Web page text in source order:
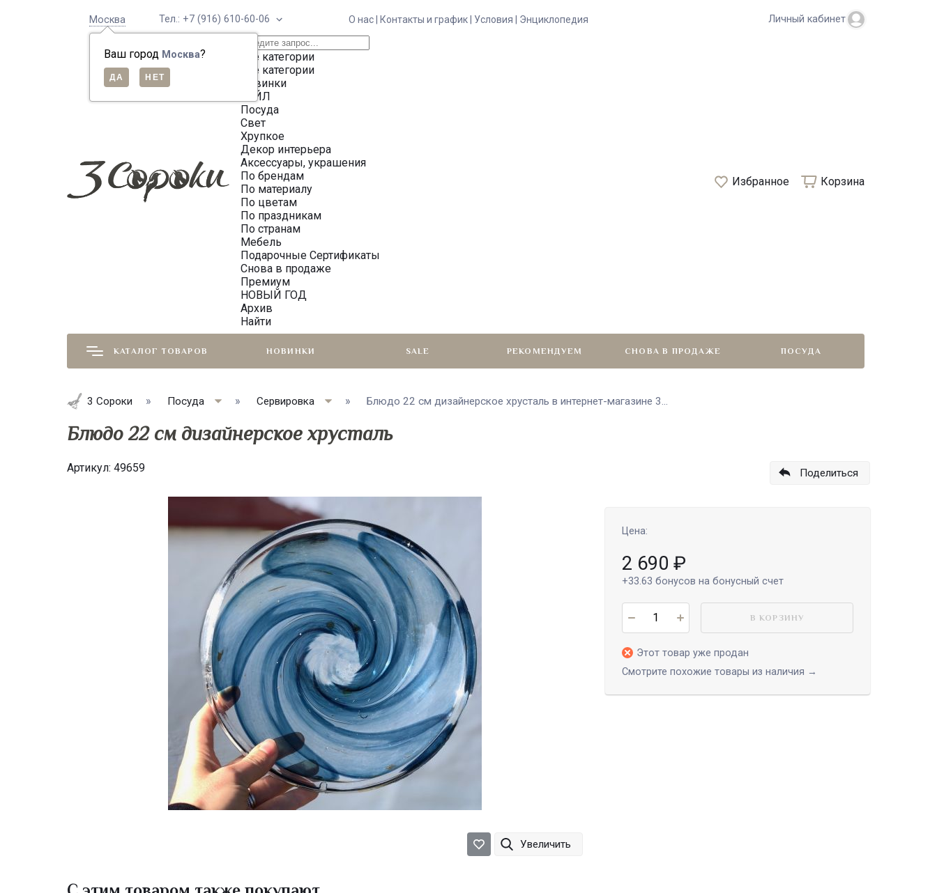
Москва
Ваш город Москва?
Тел.: +7 (916) 610-60-06 О нас | Контакты и график | Условия | Энциклопедия Личный кабинет
Все категории
Все категории
Новинки
СЕЙЛ
Посуда
Свет
Хрупкое
Декор интерьера
Аксессуары, украшения
По брендам
По материалу
По цветам
По праздникам
По странам
Мебель
Подарочные Сертификаты
Снова в продаже
Премиум
НОВЫЙ ГОД
Архив
Найти
Избранное Корзина
КАТАЛОГ ТОВАРОВ НОВИНКИ SALE РЕКОМЕНДУЕМ СНОВА В ПРОДАЖЕ ПОСУДА
3 Сороки Посуда Сервировка Блюдо 22 см дизайнерское хрусталь в интернет-магазине 3...
Блюдо 22 см дизайнерское хрусталь
Артикул: 49659
Увеличить
Поделиться
Цена:
2 690 ₽
+33.63 бонусов на бонусный счет
В КОРЗИНУ
Этот товар уже продан
Смотрите похожие товары из наличия →